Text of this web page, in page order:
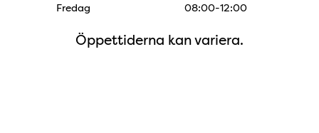
Fredag
08:00-12:00
Öppettiderna kan variera.